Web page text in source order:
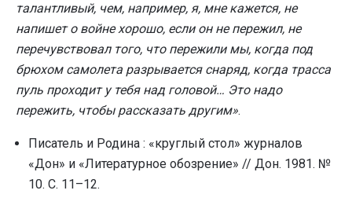
талантливый, чем, например, я, мне кажется, не
напишет о войне хорошо, если он не пережил, не
перечувствовал того, что пережили мы, когда под
брюхом самолета разрывается снаряд, когда трасса
пуль проходит у тебя над головой… Это надо
пережить, чтобы рассказать другим».
Писатель и Родина : «круглый стол» журналов
«Дон» и «Литературное обозрение» // Дон. 1981. №
10. С. 11–12.